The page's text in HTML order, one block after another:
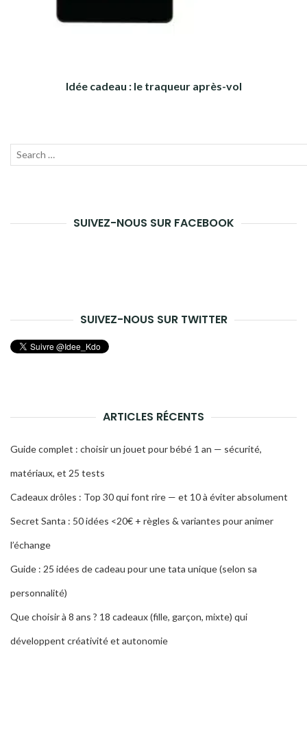
Idée cadeau : le traqueur après-vol
Recherche
SUIVEZ-NOUS SUR FACEBOOK
SUIVEZ-NOUS SUR TWITTER
ARTICLES RÉCENTS
Guide complet : choisir un jouet pour bébé 1 an — sécurité,
matériaux, et 25 tests
Cadeaux drôles : Top 30 qui font rire — et 10 à éviter absolument
Secret Santa : 50 idées <20€ + règles & variantes pour animer
l’échange
Guide : 25 idées de cadeau pour une tata unique (selon sa
personnalité)
Que choisir à 8 ans ? 18 cadeaux (fille, garçon, mixte) qui
développent créativité et autonomie